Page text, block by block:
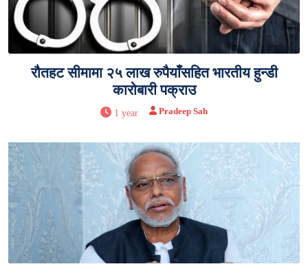
रौतहट सीमामा २५ लाख रुपैयाँसहित भारतीय हुन्डी
कारोबारी पक्राउ
1 year Pradeep Sah